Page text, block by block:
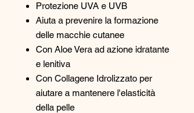
Protezione UVA e UVB
Aiuta a prevenire la formazione
delle macchie cutanee
Con Aloe Vera ad azione idratante
e lenitiva
Con Collagene Idrolizzato per
aiutare a mantenere l'elasticità
della pelle